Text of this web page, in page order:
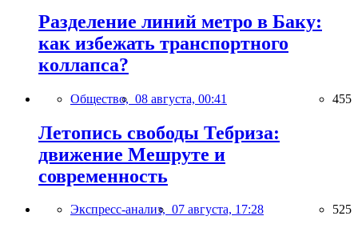
Разделение линий метро в Баку:
как избежать транспортного
коллапса?
Общество, 08 августа, 00:41 455
Летопись свободы Тебриза:
движение Мешруте и
современность
Экспресс-анализ, 07 августа, 17:28 525